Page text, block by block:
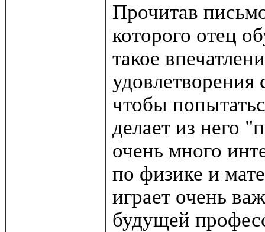
Прочитав
которого отец
такое
удовлетворения
чтобы
делает из него
очень много
по физике и
играет очень
будущей